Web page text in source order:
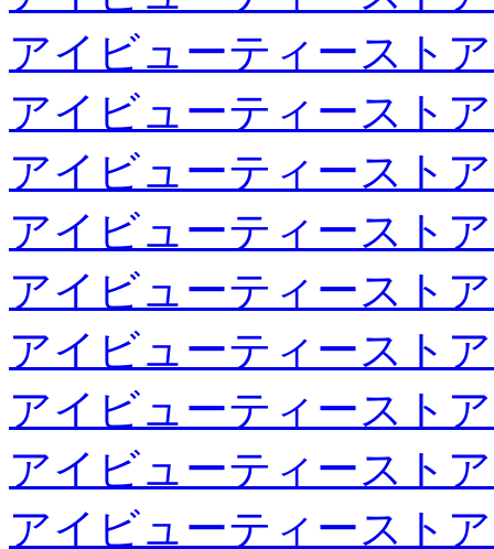
アイビューティースト
アイビューティースト
アイビューティースト
アイビューティースト
アイビューティースト
アイビューティースト
アイビューティースト
アイビューティースト
アイビューティースト